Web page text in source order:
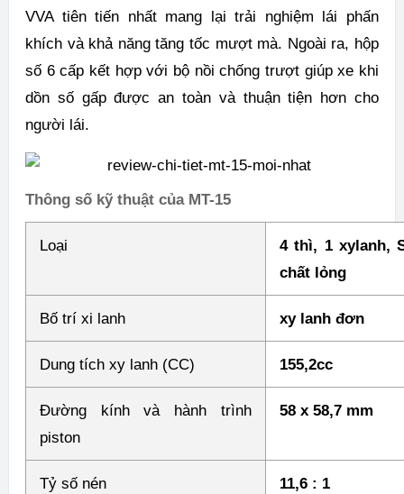
VVA tiên tiến nhất mang lại trải nghiệm lái phấn
khích và khả năng tăng tốc mượt mà. Ngoài ra, hộp
số 6 cấp kết hợp với bộ nồi chống trượt giúp xe khi
dồn số gấp được an toàn và thuận tiện hơn cho
người lái.
Thông số kỹ thuật của MT-15
Loại
4 thì, 1 xylanh,
chất lỏng
Bố trí xi lanh xy lanh đơn
Dung tích xy lanh (CC) 155,2cc
Đường kính và hành trình
piston
58 x 58,7 mm
Tỷ số nén 11,6 : 1